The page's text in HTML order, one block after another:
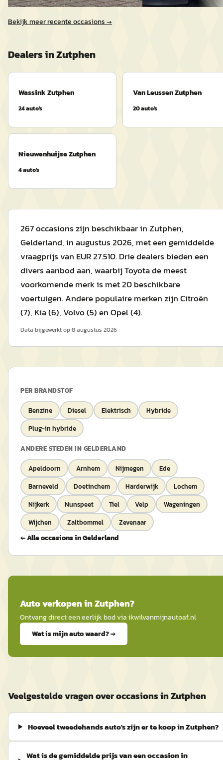
Bekijk meer recente occasions →
Dealers inZutphen
Wassink Zutphen
24auto's
Van Leussen Zutphen
20auto's
Nieuwenhuijse Zutphen
4auto's
267 occasions zijn beschikbaar in Zutphen,
Gelderland, in augustus 2026, met een gemiddelde
vraagprijs van EUR 27.510. Drie dealers bieden een
divers aanbod aan, waarbij Toyota de meest
voorkomende merk is met 20 beschikbare
voertuigen. Andere populaire merken zijn Citroën
(7), Kia (6), Volvo (5) en Opel (4).
Data bijgewerkt op8 augustus 2026
PER BRANDSTOF
Benzine Diesel Elektrisch
Hybride
Plug-in hybride
ANDERE STEDEN IN GELDERLAND
Apeldoorn Arnhem Nijmegen
Ede
Barneveld
Doetinchem Harderwijk
Lochem
Nijkerk
Nunspeet Tiel Velp
Wageningen
Wijchen
Zaltbommel Zevenaar
← Alle occasions inGelderland
Autoverkopen inZutphen?
Ontvang direct een eerlijk bod viaikwilvanmijnautoaf.nl
Wat is mijn auto waard? →
Veelgestelde vragen over occasions in Zutphen
Hoeveel tweedehands auto's zijn er te koop in Zutphen?
Wat is de gemiddelde prijs van een occasion in